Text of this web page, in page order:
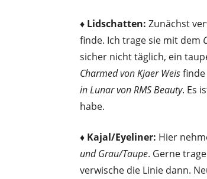
♦ Lidschatten: Zunächst
finde. Ich trage sie mit dem
sicher nicht täglich, ein
Charmed von Kjaer Weis
in Lunar von RMS Beauty. Es
habe.
♦ Kajal/Eyeliner: Hier
und Grau/Taupe. Gerne
verwische die Linie dann.